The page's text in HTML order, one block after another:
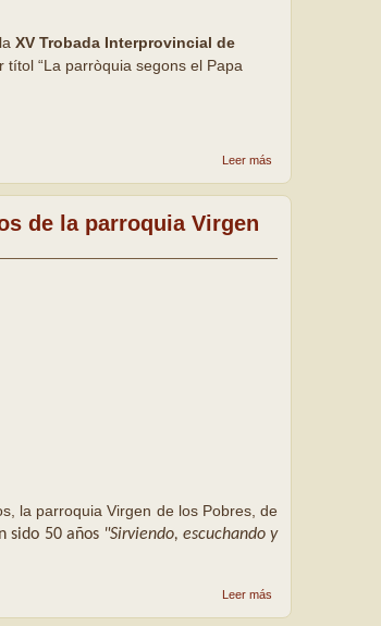
XV Trobada Interprovincial de
títol “La parròquia segons el Papa
Leer más
de parròquies
de la parroquia Virgen
la parroquia Virgen de los Pobres, de
sido 50 años "Sirviendo, escuchando y
Leer más